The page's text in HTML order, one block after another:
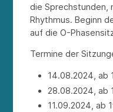
die Sprechstunden,
Rhythmus. Beginn
auf die O-
Termine der
14.08.2024, ab
28.08.2024, ab
11.09.2024, ab